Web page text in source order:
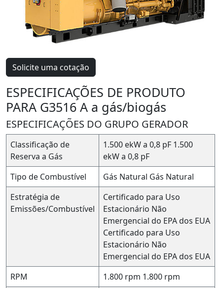
Solicite uma cotação
ESPECIFICAÇÕES DE PRODUTO
PARA G3516 A a gás/biogás
ESPECIFICAÇÕES DO GRUPO GERADOR
Classificação de
Reserva a Gás
1.500 ekW a 0,8 pF 1.500
ekW a 0,8 pF
Tipo de Combustível
Gás Natural Gás Natural
Estratégia de
Emissões/Combustível
Certificado para Uso
Estacionário Não
Emergencial do EPA dos EUA
Certificado para Uso
Estacionário Não
Emergencial do EPA dos EUA
RPM
1.800 rpm 1.800 rpm